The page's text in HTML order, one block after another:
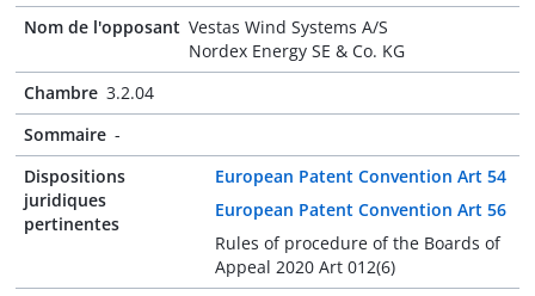
Nom de l'opposant Vestas Wind Systems A/S
Nordex Energy SE & Co. KG
Chambre 3.2.04
Sommaire -
Dispositions
juridiques
pertinentes
European Patent Convention Art 54
European Patent Convention Art 56
Rules of procedure of the Boards of
Appeal 2020 Art 012(6)